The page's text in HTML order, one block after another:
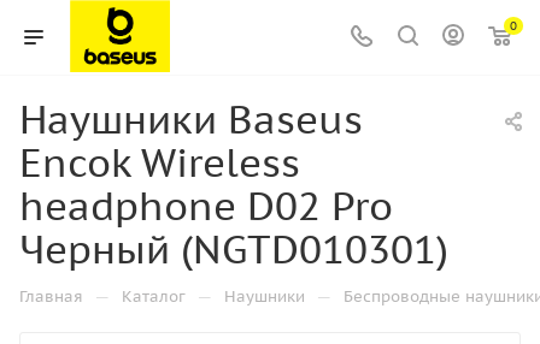
0
Наушники Baseus
Encok Wireless
headphone D02 Pro
Черный (NGTD010301)
Главная — Каталог — Наушники — Беспроводные